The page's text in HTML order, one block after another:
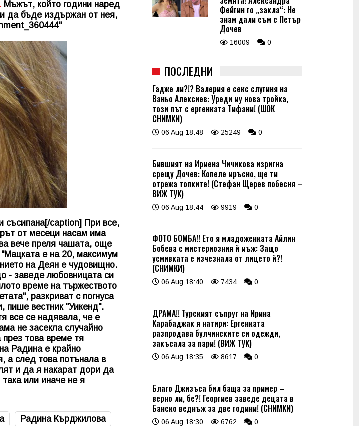
Мъжът, който години наред
да бъде издържан от нея,
съсипана[/caption] При все,
от месеци насам има
вече преля чашата, още
е на 20, максимум
на Деян е чудовищно.
- заведе любовницата си
време на тържеството
разкриват с погнуса
пише вестник "Уикенд".
все се надявала, че е
не засекла случайно
това време тя
Радина е крайно
а след това потънала в
и да я накарат дори да
или иначе не я
Радина Кърджилова
Фейгин го „закла“: Не
знам дали съм с Петър
Дочев
16009 0
ПОСЛЕДНИ
Гадже ли?!? Валерия е секс слугиня на
Ваньо Алексиев: Уреди му нова тройка,
този път с ергенката Тифани! (ШОК
СНИМКИ)
06 Aug 18:48 25249 0
Бившият на Ирмена Чичикова изригна
срещу Дочев: Копеле мръсно, ще ти
отрежа топките! (Стефан Щерев побесня –
ВИЖ ТУК)
06 Aug 18:44 9919 0
ФОТО БОМБА!! Ето я младоженката Айлин
Бобева с мистериозния й мъж: Защо
усмивката е изчезнала от лицето й?!
(СНИМКИ)
06 Aug 18:40 7434 0
ДРАМА!! Турският съпруг на Ирина
Карабаджак я натири: Ергенката
разпродава булчинските си одежди,
закъсала за пари! (ВИЖ ТУК)
06 Aug 18:35 8617 0
Благо Джизъса бил баща за пример –
верно ли, бе?! Георгиев заведе децата в
Банско веднъж за две години! (СНИМКИ)
06 Aug 18:30 6762 0